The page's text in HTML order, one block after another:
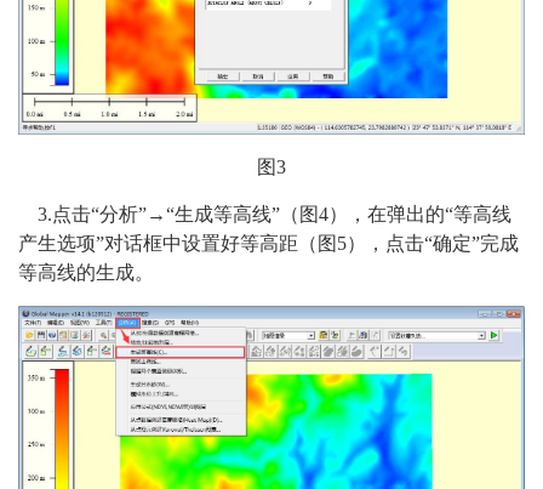
图3
3.点击“分析”→“生成等高线”（图4），在弹出的“等高线
产生选项”对话框中设置好等高距（图5），点击“确定”完成
等高线的生成。